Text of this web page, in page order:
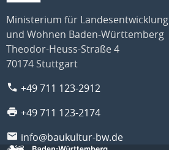
Ministerium für Landesentwicklung
und Wohnen Baden-Württemberg
Theodor-Heuss-Straße 4
70174 Stuttgart
+49 711 123-2912
+49 711 123-2174
info@baukultur-bw.de